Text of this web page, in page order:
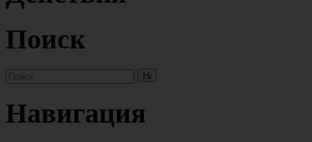
Поиск
Навигация